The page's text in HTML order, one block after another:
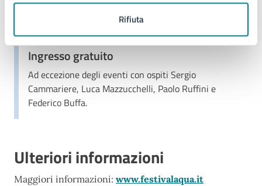
Rifiuta
Ingresso gratuito
Ad eccezione degli eventi con ospiti Sergio
Cammariere, Luca Mazzucchelli, Paolo Ruffini e
Federico Buffa.
Ulteriori informazioni
Maggiori informazioni: www.festivalaqua.it